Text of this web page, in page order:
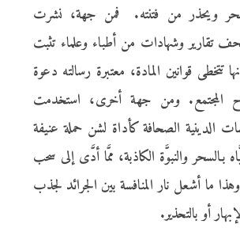
ويحذر من فتنته. فمن جهة، نشرت
تقارير وشهادات من أطباء وعلماء تثبت
تتخطى قوانين المادة، معتبرة رسالته دعوة
المجتمع. ومن جهة أخرى، استخدمت
الدينية الصحافة كأداة لشن حملة عنيفة
بـالسحر والنبوَّة الكاذبة، ممَّا أدَّى إلى سحب
ما أشعل نار المنافسة بين الجرائد لجذب
أو بالتحذير.